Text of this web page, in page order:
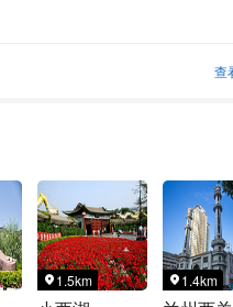
查
 1.5km  1.4km